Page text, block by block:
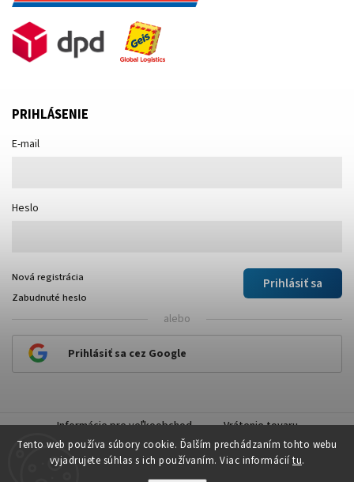
Tento web používa súbory cookie. Ďalším prechádzaním tohto webu
vyjadrujete súhlas s ich používaním. Viac informácií tu.
PRIHLÁSENIE
E-mail
Heslo
Prihlásiť sa
Nová registrácia
Zabudnuté heslo
alebo
Prihlásiť sa cez Google
Informácie pre veľkoobchod Vrátenie tovaru